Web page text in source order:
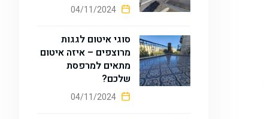
סוגי איטום לגגות
מרוצפים – איזה איטום
מתאים למרפסת
שלכם?